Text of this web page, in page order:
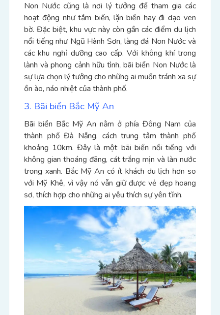
Non Nước cũng là nơi lý tưởng để tham gia các
hoạt động như tắm biển, lặn biển hay đi dạo ven
bờ. Đặc biệt, khu vực này còn gần các điểm du lịch
nổi tiếng như Ngũ Hành Sơn, làng đá Non Nước và
các khu nghỉ dưỡng cao cấp. Với không khí trong
lành và phong cảnh hữu tình, bãi biển Non Nước là
sự lựa chọn lý tưởng cho những ai muốn tránh xa sự
ồn ào, náo nhiệt của thành phố.
3. Bãi biển Bắc Mỹ An
Bãi biển Bắc Mỹ An nằm ở phía Đông Nam của
thành phố Đà Nẵng, cách trung tâm thành phố
khoảng 10km. Đây là một bãi biển nổi tiếng với
không gian thoáng đãng, cát trắng mịn và làn nước
trong xanh. Bắc Mỹ An có ít khách du lịch hơn so
với Mỹ Khê, vì vậy nó vẫn giữ được vẻ đẹp hoang
sơ, thích hợp cho những ai yêu thích sự yên tĩnh.